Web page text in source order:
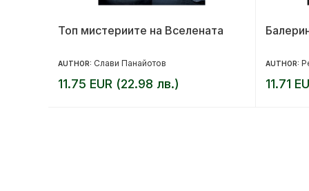
Топ мистериите на Вселената
AUTHOR: Слави Панайотов
11.75 EUR (22.98 лв.)
AUTHOR:
11.71